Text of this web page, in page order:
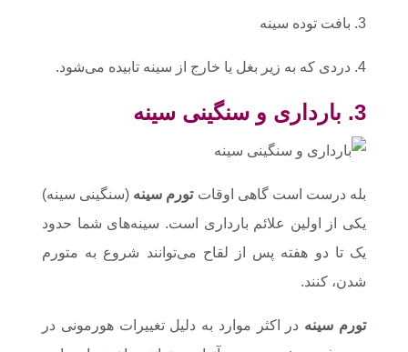
3. بافت توده سینه
4. دردی که به زیر بغل یا خارج از سینه تابیده می‌شود.
3. بارداری و سنگینی سینه
بله درست است گاهی اوقاتتورم سینه (سنگینی سینه)
یکی از اولین علائم بارداری است. سینه‌های شما حدود
یک تا دو هفته پس از لقاح می‌توانند شروع به متورم
شدن، کنند.
تورم سینه در اکثر موارد به دلیل تغییرات هورمونی در